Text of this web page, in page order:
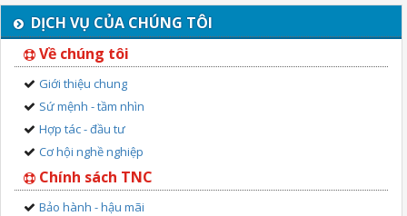
DỊCH VỤ CỦA CHÚNG TÔI
Về chúng tôi
Giới thiệu chung
Sứ mệnh - tầm nhìn
Hợp tác - đầu tư
Cơ hội nghề nghiệp
Chính sách TNC
Bảo hành - hậu mãi